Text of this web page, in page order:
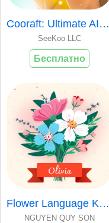
Cooraft: Ultimate AI Camera
SeeKoo LLC
Бесплатно
Flower Language Keyboard
NGUYEN QUY SON